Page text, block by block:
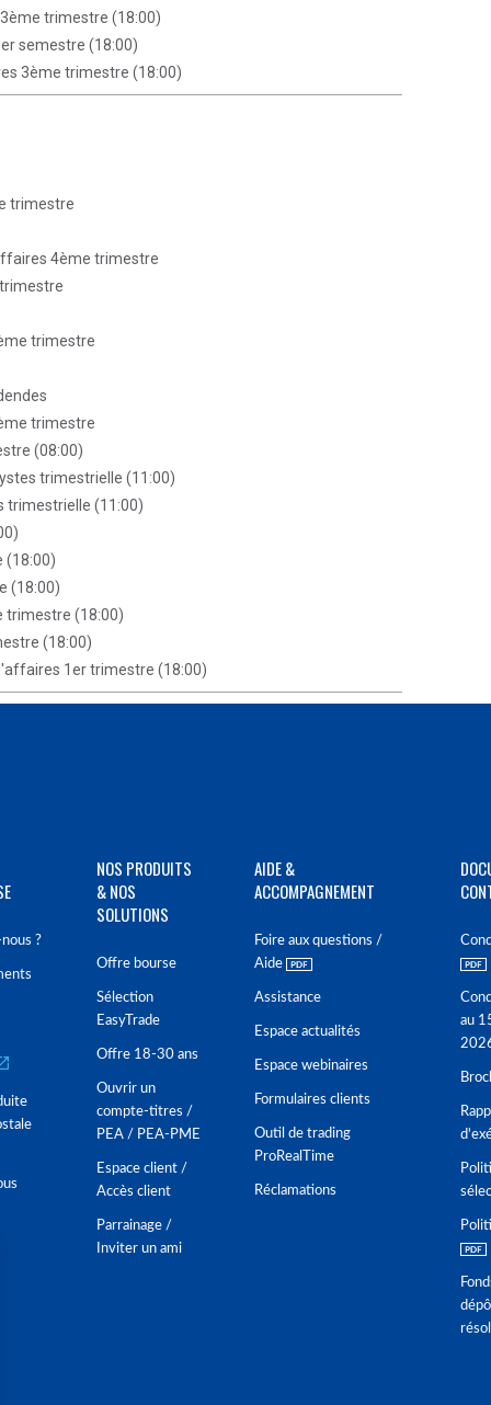
trimestre (18:00)
semestre (18:00)
3ème trimestre (18:00)
trimestre
4ème trimestre
trimestre
trimestre
(08:00)
trimestrielle (11:00)
trimestrielle (11:00)
(18:00)
(18:00)
(18:00)
1er trimestre (18:00)
?
NOS PRODUITS
& NOS
SOLUTIONS
Offre bourse
Sélection
EasyTrade
Offre 18-30 ans
Ouvrir un
compte-titres /
PEA / PEA-PME
Espace client /
Accès client
Parrainage /
Inviter un ami
AIDE &
ACCOMPAGNEMENT
Foire aux questions /
Aide
Assistance
Espace actualités
Espace webinaires
Formulaires clients
Outil de trading
ProRealTime
Réclamations
au